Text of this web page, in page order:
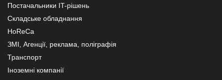
Постачальники IT-рішень
Складське обладнання
HoReCa
ЗМІ, Агенції, реклама, поліграфія
Транспорт
Іноземні компанії